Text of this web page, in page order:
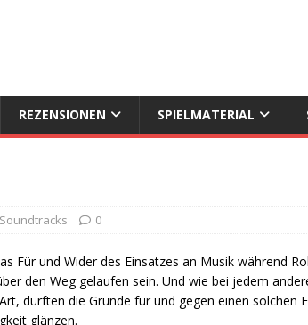
REZENSIONEN SPIELMATERIAL
Soundtracks 0
Für und Wider des Einsatzes an Musik während
den Weg gelaufen sein. Und wie bei jedem
dürften die Gründe für und gegen einen solchen
glänzen.